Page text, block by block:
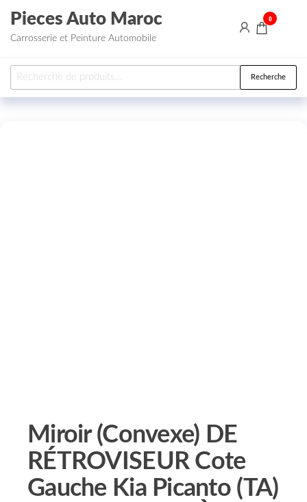
Aller au contenu
Pieces Auto Maroc
Carrosserie et Peinture Automobile
0
Recherche pour : Recherche
Miroir (Convexe) DE
RÉTROVISEUR Cote
Gauche Kia Picanto (TA)